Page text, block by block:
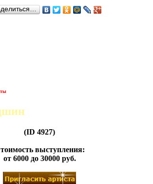
(ID 4927)
выступления:
от 6000 до 30000 руб.